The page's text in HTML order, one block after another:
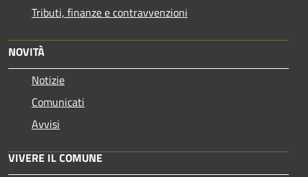
Tributi, finanze e contravvenzioni
NOVITÀ
Notizie
Comunicati
Avvisi
VIVERE IL COMUNE